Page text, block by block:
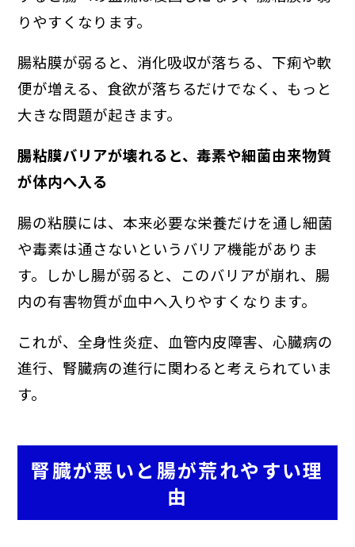
りやすくなります。
腸粘膜が弱ると、消化吸収が落ちる、下痢や軟
便が増える、食欲が落ちるだけでなく、もっと
大きな問題が起きます。
腸粘膜バリアが壊れると、毒素や細菌由来物質
が体内へ入る
腸の粘膜には、本来必要な栄養だけを通し細菌
や毒素は通さないというバリア機能がありま
す。しかし腸が弱ると、このバリアが崩れ、腸
内の有害物質が血中へ入りやすくなります。
これが、全身性炎症、血管内皮障害、心臓病の
進行、腎臓病の進行に関わると考えられていま
す。
腎臓が悪いと腸が荒れやすい理
由